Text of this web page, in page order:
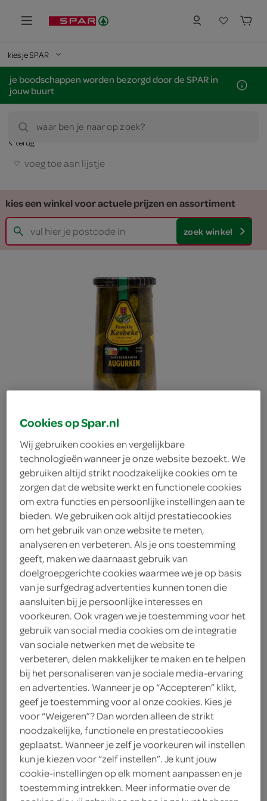
kies je SPAR
je boodschappen worden bezorgd door de SPAR in
jouw buurt
waar ben je naar op zoek?
terug
voeg toe aan lijstje
kies een winkel voor actuele prijzen en assortiment
zoek winkel
Kesbeke Augurken Klein
Kesbeke
2.
45
720 Milliliter
Let op: aanbiedingen zijn niet zichtbaar bij de
producten, maar worden wél automatisch
verwerkt in de winkelmand.
knapperige tafelzuren volgens traditioneel
Amsterdams recept, geven elk hapje een friszuur
accent
Traditioneel recept
Smaakvol
Cookies op Spar.nl
Wij gebruiken cookies en vergelijkbare
technologieën wanneer je onze website bezoekt. We
gebruiken altijd strikt noodzakelijke cookies om te
zorgen dat de website werkt en functionele cookies
om extra functies en persoonlijke instellingen aan te
bieden. We gebruiken ook altijd prestatiecookies
om het gebruik van onze website te meten,
analyseren en verbeteren. Als je ons toestemming
geeft, maken we daarnaast gebruik van
doelgroepgerichte cookies waarmee we je op basis
van je surfgedrag advertenties kunnen tonen die
aansluiten bij je persoonlijke interesses en
voorkeuren. Ook vragen we je toestemming voor het
gebruik van social media cookies om de integratie
van sociale netwerken met de website te
verbeteren, delen makkelijker te maken en te helpen
bij het personaliseren van je sociale media-ervaring
en advertenties. Wanneer je op “Accepteren” klikt,
geef je toestemming voor al onze cookies. Kies je
voor “Weigeren”? Dan worden alleen de strikt
noodzakelijke, functionele en prestatiecookies
geplaatst. Wanneer je zelf je voorkeuren wil instellen
kun je kiezen voor “zelf instellen”. Je kunt jouw
cookie-instellingen op elk moment aanpassen en je
toestemming intrekken. Meer informatie over de